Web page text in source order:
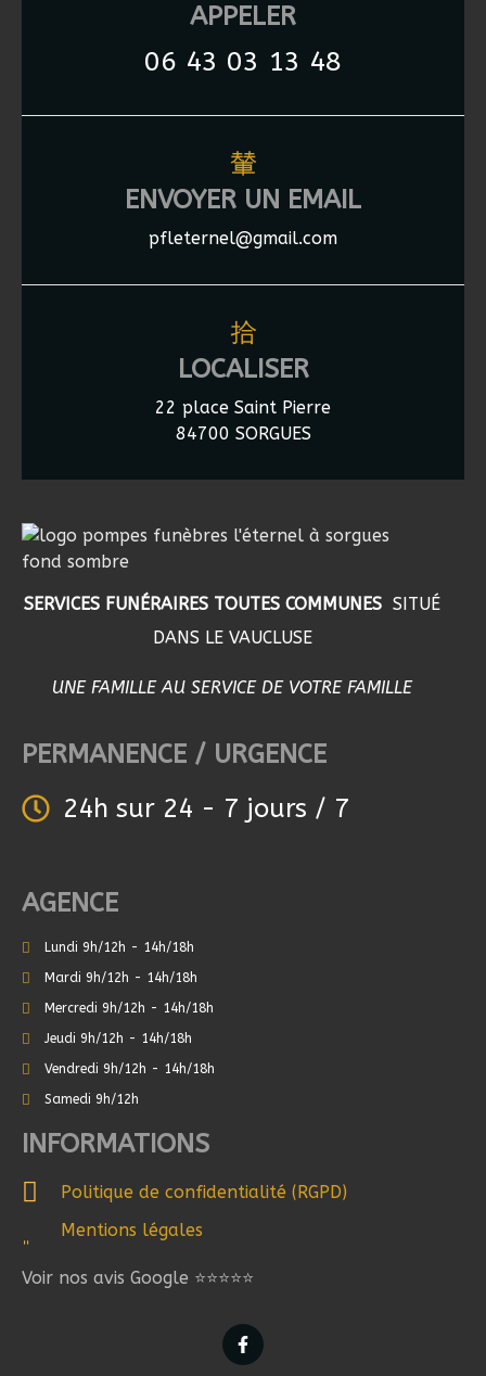
APPELER
06 43 03 13 48
ENVOYER UN EMAIL
pfleternel@gmail.com
LOCALISER
22 place Saint Pierre
84700 SORGUES
SERVICES FUNÉRAIRES TOUTES COMMUNES SITUÉ
DANS LE VAUCLUSE
UNE FAMILLE AU SERVICE DE VOTRE FAMILLE
PERMANENCE / URGENCE
24h sur 24 - 7 jours / 7
AGENCE
Lundi 9h/12h - 14h/18h
Mardi 9h/12h - 14h/18h
Mercredi 9h/12h - 14h/18h
Jeudi 9h/12h - 14h/18h
Vendredi 9h/12h - 14h/18h
Samedi 9h/12h
INFORMATIONS
Politique de confidentialité (RGPD)
Mentions légales
Voir nos avis Google ⭐⭐⭐⭐⭐